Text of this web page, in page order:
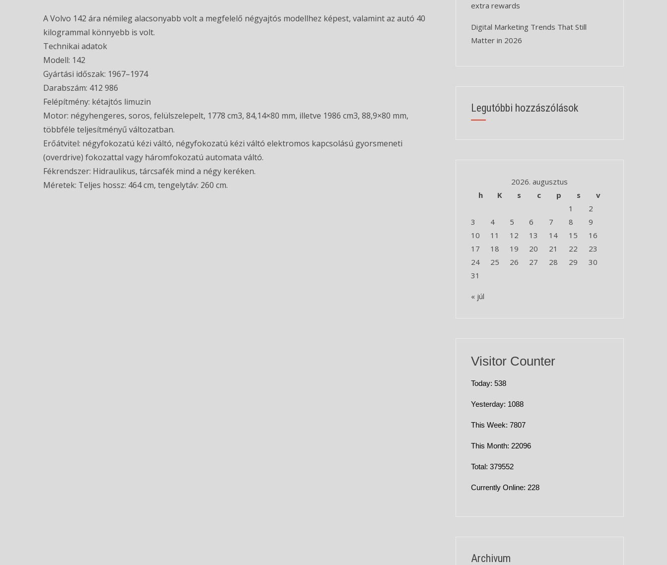
A Volvo 142 ára némileg alacsonyabb volt a megfelelő négyajtós modellhez képest, valamint az autó 40
kilogrammal könnyebb is volt.
Technikai adatok
Modell: 142
Gyártási időszak: 1967–1974
Darabszám: 412 986
Felépítmény: kétajtós limuzin
Motor: négyhengeres, soros, felülszelepelt, 1778 cm3, 84,14×80 mm, illetve 1986 cm3, 88,9×80 mm,
többféle teljesítményű változatban.
Erőátvitel: négyfokozatú kézi váltó, négyfokozatú kézi váltó elektromos kapcsolású gyorsmeneti
(overdrive) fokozattal vagy háromfokozatú automata váltó.
Fékrendszer: Hidraulikus, tárcsafék mind a négy keréken.
Méretek: Teljes hossz: 464 cm, tengelytáv: 260 cm.
extra rewards
Digital Marketing Trends That Still
Matter in 2026
Legutóbbi hozzászólások
2026. augusztus
h
K s c p s
v
1
2
3
4 5 6 7 8
9
10
11 12 13 14 15
16
17
18 19 20 21 22
23
24
25 26 27 28 29
30
31
« júl
Visitor Counter
Today: 538
Yesterday: 1088
This Week: 7807
This Month: 22096
Total: 379552
Currently Online: 228
Archivum